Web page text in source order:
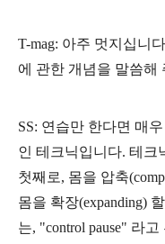
T-mag: 아주 멋지십니
에 관한 개념을 말씀해
SS: 연습만 한다면 매
인 테크닉입니다. 테크
첫째로, 몸을 압축
몸을 확장(expanding)
는, "control pause" 라